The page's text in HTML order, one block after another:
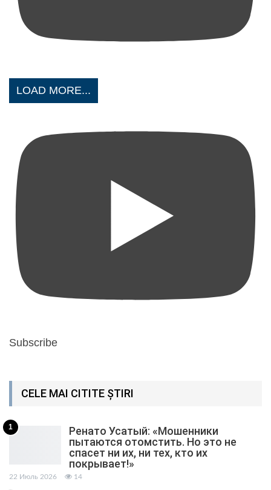
LOAD MORE...
Subscribe
CELE MAI CITITE ȘTIRI
1
Ренато Усатый: «Мошенники
пытаются отомстить. Но это не
спасет ни их, ни тех, кто их
покрывает!»
22 Июль 2026 14